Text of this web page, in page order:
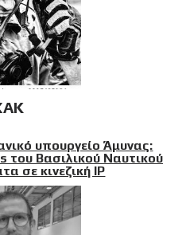
υπουργείο Άμυνας:
του Βασιλικού Ναυτικού
σε κινεζική IP